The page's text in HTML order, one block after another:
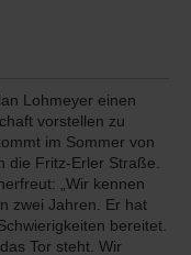
Lohmeyer einen
vorstellen zu
im Sommer von
die Fritz-Erler Straße.
„Wir kennen
zwei Jahren. Er hat
bereitet.
Tor steht. Wir